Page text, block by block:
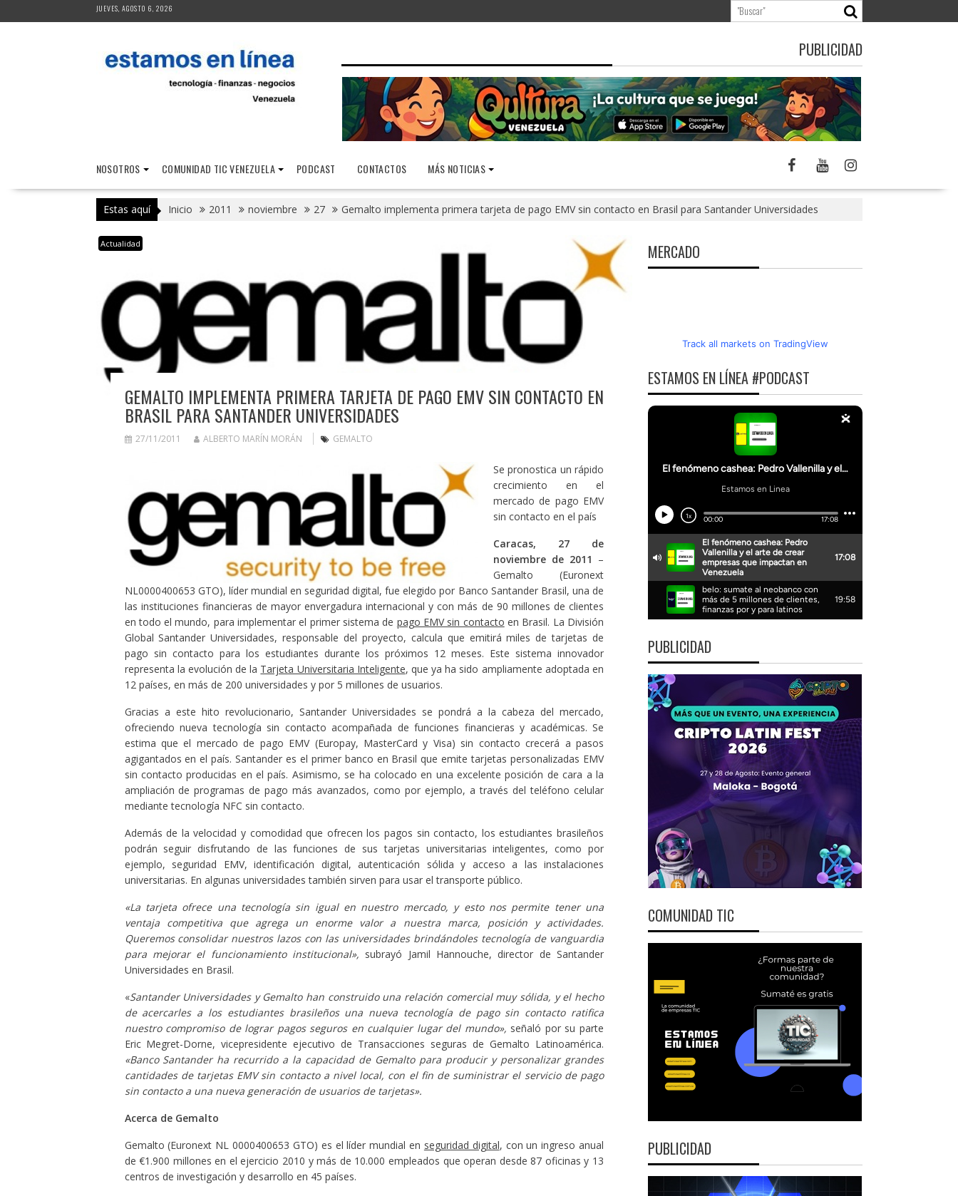
al
JUEVES, AGOSTO 6, 2026
PUBLICIDAD
NOSOTROS COMUNIDAD TIC VENEZUELA PODCAST CONTACTOS MÁS NOTICIAS
Estas aquí Inicio 2011 noviembre 27 Gemalto implementa primera tarjeta de pago EMV sin contacto en Brasil para Santander Universidades
Actualidad
GEMALTO IMPLEMENTA PRIMERA TARJETA DE PAGO EMV SIN CONTACTO EN
BRASIL PARA SANTANDER UNIVERSIDADES
27/11/2011 ALBERTO MARÍN MORÁN GEMALTO
Se pronostica un rápido
crecimiento en el
mercado de pago EMV
sin contacto en el país
Caracas, 27 de
noviembre de 2011 –
Gemalto (Euronext
NL0000400653 GTO), líder mundial en seguridad digital, fue elegido por Banco Santander Brasil, una de
las instituciones financieras de mayor envergadura internacional y con más de 90 millones de clientes
en todo el mundo, para implementar el primer sistema de pago EMV sin contacto en Brasil. La División
Global Santander Universidades, responsable del proyecto, calcula que emitirá miles de tarjetas de
pago sin contacto para los estudiantes durante los próximos 12 meses. Este sistema innovador
representa la evolución de la Tarjeta Universitaria Inteligente, que ya ha sido ampliamente adoptada en
12 países, en más de 200 universidades y por 5 millones de usuarios.
Gracias a este hito revolucionario, Santander Universidades se pondrá a la cabeza del mercado,
ofreciendo nueva tecnología sin contacto acompañada de funciones financieras y académicas. Se
estima que el mercado de pago EMV (Europay, MasterCard y Visa) sin contacto crecerá a pasos
agigantados en el país. Santander es el primer banco en Brasil que emite tarjetas personalizadas EMV
sin contacto producidas en el país. Asimismo, se ha colocado en una excelente posición de cara a la
ampliación de programas de pago más avanzados, como por ejemplo, a través del teléfono celular
mediante tecnología NFC sin contacto.
Además de la velocidad y comodidad que ofrecen los pagos sin contacto, los estudiantes brasileños
podrán seguir disfrutando de las funciones de sus tarjetas universitarias inteligentes, como por
ejemplo, seguridad EMV, identificación digital, autenticación sólida y acceso a las instalaciones
universitarias. En algunas universidades también sirven para usar el transporte público.
«La tarjeta ofrece una tecnología sin igual en nuestro mercado, y esto nos permite tener una
ventaja competitiva que agrega un enorme valor a nuestra marca, posición y actividades.
Queremos consolidar nuestros lazos con las universidades brindándoles tecnología de vanguardia
para mejorar el funcionamiento institucional», subrayó Jamil Hannouche, director de Santander
Universidades en Brasil.
«Santander Universidades y Gemalto han construido una relación comercial muy sólida, y el hecho
de acercarles a los estudiantes brasileños una nueva tecnología de pago sin contacto ratifica
nuestro compromiso de lograr pagos seguros en cualquier lugar del mundo», señaló por su parte
Eric Megret-Dorne, vicepresidente ejecutivo de Transacciones seguras de Gemalto Latinoamérica.
«Banco Santander ha recurrido a la capacidad de Gemalto para producir y personalizar grandes
cantidades de tarjetas EMV sin contacto a nivel local, con el fin de suministrar el servicio de pago
sin contacto a una nueva generación de usuarios de tarjetas».
Acerca de Gemalto
Gemalto (Euronext NL 0000400653 GTO) es el líder mundial en seguridad digital, con un ingreso anual
de €1.900 millones en el ejercicio 2010 y más de 10.000 empleados que operan desde 87 oficinas y 13
centros de investigación y desarrollo en 45 países.
MERCADO
Track all markets on TradingView
ESTAMOS EN LÍNEA #PODCAST
PUBLICIDAD
COMUNIDAD TIC
PUBLICIDAD